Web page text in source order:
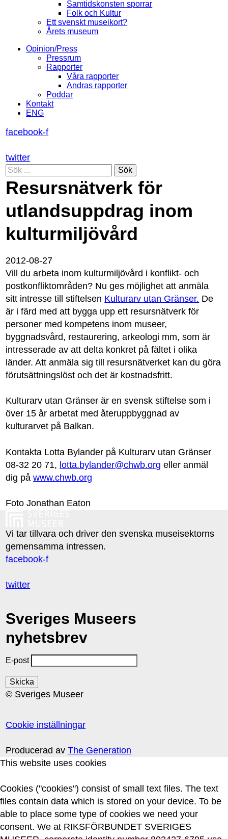
Samtidskonsten sporrar
Folk och Kultur
Ett svenskt museikort?
Årets museum
Opinion/Press
Pressrum
Rapporter
Våra rapporter
Andras rapporter
Poddar
Kontakt
ENG
facebook-f
twitter
Sök
Resursnätverk för
utlandsuppdrag inom
kulturmiljövård
2012-08-27
Vill du arbeta inom kulturmiljövård i konflikt- och
postkonfliktområden? Nu ges möjlighet att anmäla
sitt intresse till stiftelsen Kulturarv utan Gränser. De
är i färd med att bygga upp ett resursnätverk för
personer med kompetens inom museer,
byggnadsvård, restaurering, arkeologi mm, som är
intresserade av att delta konkret på fältet i olika
länder. Att anmäla sig till resursnätverket kan du göra
förutsättningslöst och det är kostnadsfritt.
Kulturarv utan Gränser är en svensk stiftelse som i
över 15 år arbetat med återuppbyggnad av
kulturarvet på Balkan.
Kontakta Lotta Bylander på Kulturarv utan Gränser
08-32 20 71, lotta.bylander@chwb.org eller anmäl
dig påwww.chwb.org
Foto Jonathan Eaton
Vi tar tillvara och driver den svenska museisektorns
gemensamma intressen.
facebook-f
twitter
Sveriges Museers
nyhetsbrev
E-post
© Sveriges Museer
Cookie inställningar
Producerad avThe Generation
This website uses cookies
Cookies ("cookies") consist of small text files. The text
files contain data which is stored on your device. To be
able to place some type of cookies we need your
consent. We at RIKSFÖRBUNDET SVERIGES